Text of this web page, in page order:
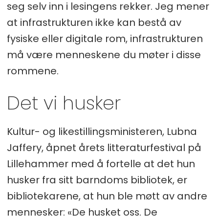
seg selv inn i lesingens rekker. Jeg mener
at infrastrukturen ikke kan bestå av
fysiske eller digitale rom, infrastrukturen
må være menneskene du møter i disse
rommene.
Det vi husker
Kultur- og likestillingsministeren, Lubna
Jaffery, åpnet årets litteraturfestival på
Lillehammer med å fortelle at det hun
husker fra sitt barndoms bibliotek, er
bibliotekarene, at hun ble møtt av andre
mennesker: «De husket oss. De